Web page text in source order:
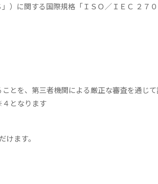
）に関する国際規格「ＩＳＯ／ＩＥＣ ２７
とを、第三者機関による厳正な審査を通じ
となります
ます。